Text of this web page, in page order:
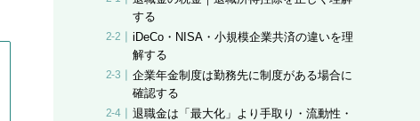
する
iDeCo・NISA・小規模企業共済の違いを理
解する
企業年金制度は勤務先に制度がある場合に
確認する
退職金は「最大化」より手取り・流動性・